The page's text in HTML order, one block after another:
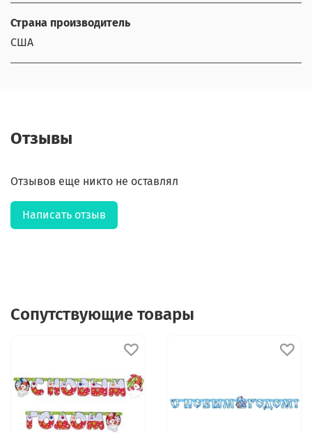
Страна производитель
США
Отзывы
Отзывов еще никто не оставлял
Написать отзыв
Сопутствующие товары